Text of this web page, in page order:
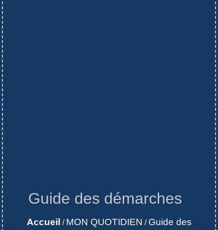
Guide des démarches
Accueil / MON QUOTIDIEN / Guide des